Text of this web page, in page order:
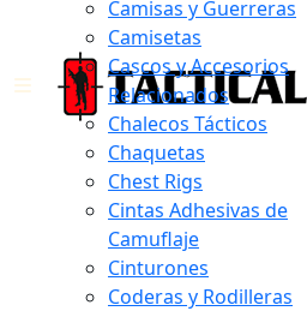
Camisas y Guerreras
Camisetas
Cascos y Accesorios
Relacionados
Chalecos Tácticos
Chaquetas
Chest Rigs
Cintas Adhesivas de
Camuflaje
Cinturones
Coderas y Rodilleras